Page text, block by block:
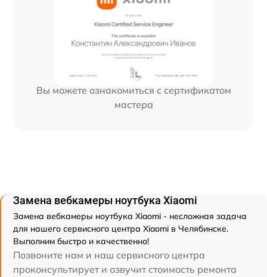
Вы можете ознакомиться с сертификатом
мастера
Замена вебкамеры ноутбука Xiaomi
Замена вебкамеры ноутбука Xiaomi - несложная задача
для нашего сервисного центра Xiaomi в Челябинске.
Выполним быстро и качественно!
Позвоните нам и наш сервисного центра
проконсультирует и озвучит стоимость ремонта